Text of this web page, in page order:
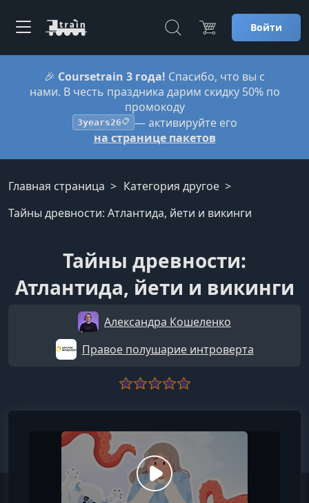
Войти
🎉 Coursetrain 3 года! Спасибо, что вы с
нами. В честь праздника дарим скидку 50% по
промокоду
3years26📋 — активируйте его
на странице пакетов
Главная страница
Категория другое
Тайны древности: Атлантида, йети и викинги
Тайны древности:
Атлантида, йети и викинги
Александра Кошеленко
Правое полушарие интроверта